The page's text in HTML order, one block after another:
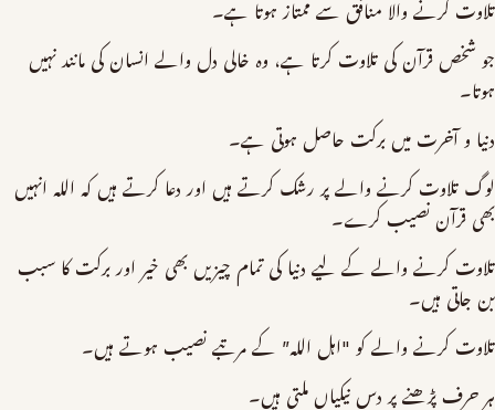
تلاوت کرنے والا منافق سے ممتاز ہوتا ہے۔
جو شخص قرآن کی تلاوت کرتا ہے، وہ خالی دل والے انسان کی مانند نہیں
ہوتا۔
دنیا و آخرت میں برکت حاصل ہوتی ہے۔
لوگ تلاوت کرنے والے پر رشک کرتے ہیں اور دعا کرتے ہیں کہ اللہ انہیں
بھی قرآن نصیب کرے۔
تلاوت کرنے والے کے لیے دنیا کی تمام چیزیں بھی خیر اور برکت کا سبب
بن جاتی ہیں۔
تلاوت کرنے والے کو "اہل اللہ” کے مرتبے نصیب ہوتے ہیں۔
ہر حرف پڑھنے پر دس نیکیاں ملتی ہیں۔